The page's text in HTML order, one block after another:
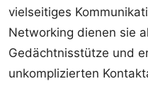
vielseitiges
Networking dienen sie
Gedächtnisstütze und
unkomplizierten